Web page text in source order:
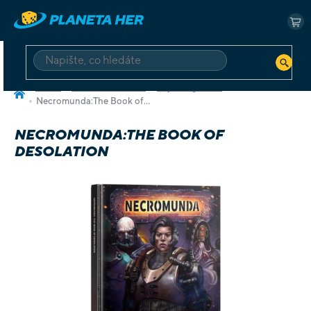
obsah
HLEDAT
Necromunda:The Book of Desolation
NECROMUNDA:THE BOOK OF
DESOLATION